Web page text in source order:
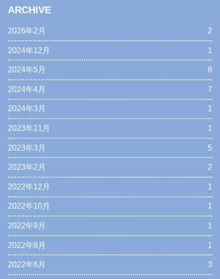
ARCHIVE
2026年2月 2
2024年12月 1
2024年5月 8
2024年4月 7
2024年3月 1
2023年11月 1
2023年3月 5
2023年2月 2
2022年12月 1
2022年10月 1
2022年9月 1
2022年8月 1
2022年6月 3